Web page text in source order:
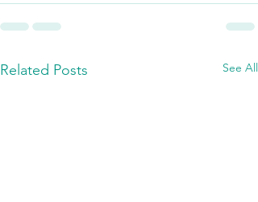
Related Posts See All